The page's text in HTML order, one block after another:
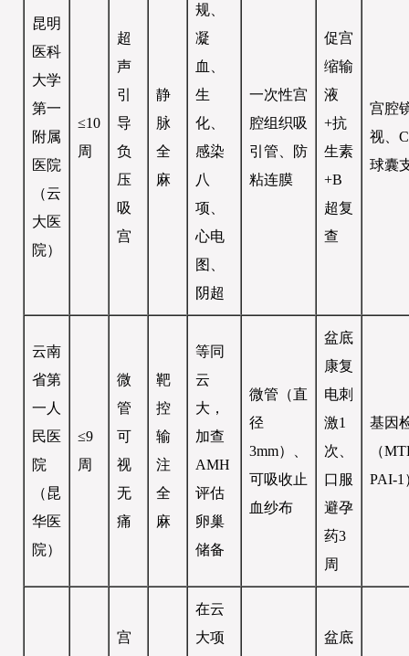
昆明
医科
大学
第一
附属
医院
（云
大医
院）
≤10
周
超
声
引
导
负
压
吸
宫
静
脉
全
麻
规、
凝
血、
生
化、
感染
八
项、
心电
图、
阴超
一次性宫
腔组织吸
引管、防
粘连膜
促宫
缩输
液
+抗
生素
+B
超复
查
宫腔
视、
球囊
云南
省第
一人
民医
院
（昆
华医
院）
≤9
周
微
管
可
视
无
痛
靶
控
输
注
全
麻
等同
云
大，
加查
AMH
评估
卵巢
储备
微管（直
径
3mm）、
可吸收止
血纱布
盆底
康复
电刺
激1
次、
口服
避孕
药3
周
基因
（
PAI-1
宫
在云
大项
盆底